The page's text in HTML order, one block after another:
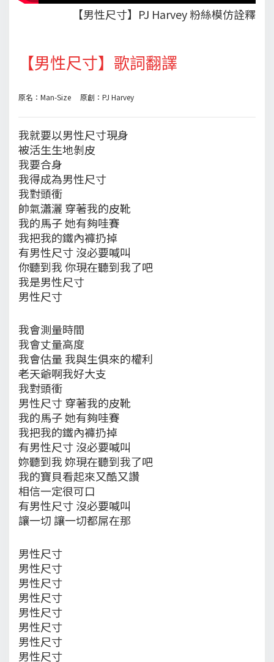
【男性尺寸】PJ Harvey 粉絲模仿詮釋
【男性尺寸】歌詞翻譯
原名：Man-Size 原創：PJ Harvey
我就要以男性尺寸現身
被活生生地剝皮
我要合身
我得成為男性尺寸
我對頭衝
帥氣瀟灑 穿著我的皮靴
我的馬子 她有夠哇賽
我把我的鐵內褲扔掉
有男性尺寸 沒必要喊叫
你聽到我 你現在聽到我了吧
我是男性尺寸
男性尺寸
我會測量時間
我會丈量高度
我會估量 我與生俱來的權利
老天爺啊我好大支
我對頭衝
男性尺寸 穿著我的皮靴
我的馬子 她有夠哇賽
我把我的鐵內褲扔掉
有男性尺寸 沒必要喊叫
妳聽到我 妳現在聽到我了吧
我的寶貝看起來又酷又讚
相信一定很可口
有男性尺寸 沒必要喊叫
讓一切 讓一切都屌在那
男性尺寸
男性尺寸
男性尺寸
男性尺寸
男性尺寸
男性尺寸
男性尺寸
男性尺寸